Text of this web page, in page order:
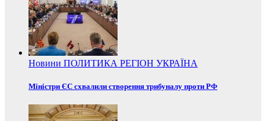
Новини ПОЛИТИКА РЕГІОН УКРАЇНА
Міністри ЄС схвалили створення трибуналу проти РФ